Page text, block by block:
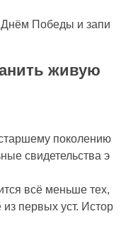
Днём Победы и запи
живую
поколению
свидетельства э
всё меньше тех,
из первых уст. Истор